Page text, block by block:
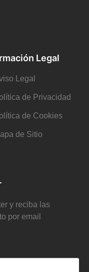
Legal
Legal
de Privacidad
de Cookies
de Sitio
y reciba las
por email